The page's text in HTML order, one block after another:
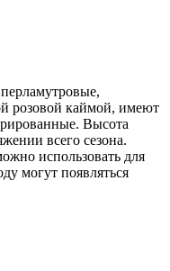
розовой каймой, имеют
Высота
всего сезона.
использовать для
могут появляться